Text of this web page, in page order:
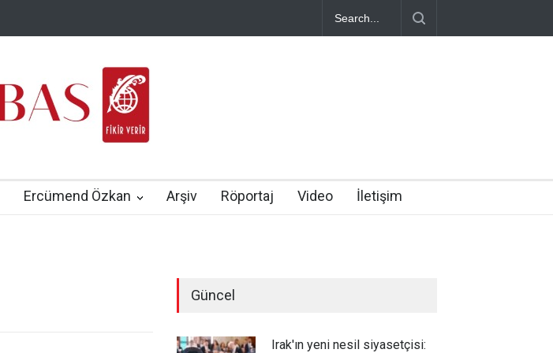
Ercümend Özkan Arşiv Röportaj Video İletişim
Güncel
Irak'ın yeni nesil siyasetçisi: